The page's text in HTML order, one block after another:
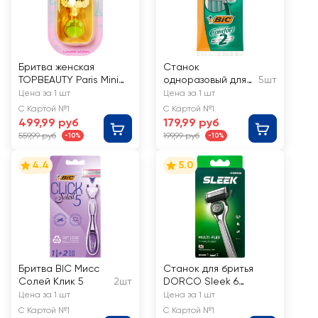
Бритва женская
TOPBEAUTY Paris Mini
со сменной кассетой
Цена за 1 шт
С Картой №1
499,99 руб
559,99 руб -10%
Станок
одноразовый для
бритья BIC
Comfort 2 лезвия
5шт
Цена за 1 шт
С Картой №1
179,99 руб
199,99 руб -10%
4.4
Бритва BIC Мисс
Солей Клик 5
2шт
Цена за 1 шт
С Картой №1
5.0
Станок для бритья
DORCO Sleek 6
лезвий, c 2 сменными
кассетами
Цена за 1 шт
С Картой №1